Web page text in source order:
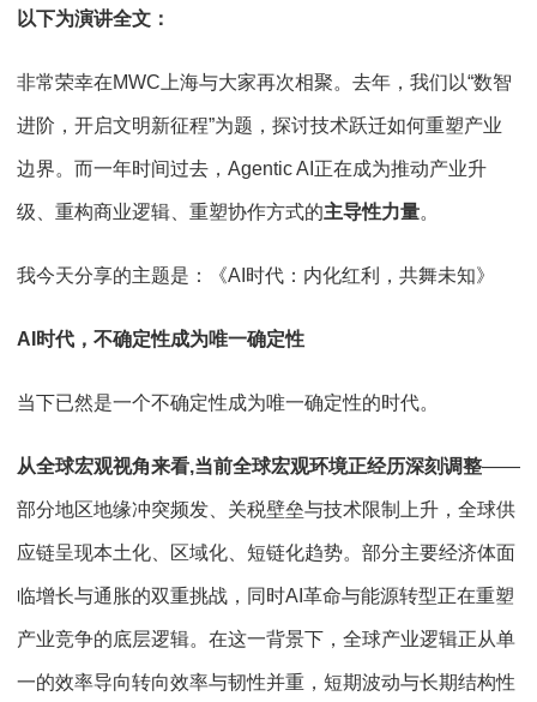
以下为演讲全文：
非常荣幸在MWC上海与大家再次相聚。去年，我们以“数智
进阶，开启文明新征程”为题，探讨技术跃迁如何重塑产业
边界。而一年时间过去，Agentic AI正在成为推动产业升
级、重构商业逻辑、重塑协作方式的主导性力量。
我今天分享的主题是：《AI时代：内化红利，共舞未知》
AI时代，不确定性成为唯一确定性
当下已然是一个不确定性成为唯一确定性的时代。
从全球宏观视角来看,当前全球宏观环境正经历深刻调整——
部分地区地缘冲突频发、关税壁垒与技术限制上升，全球供
应链呈现本土化、区域化、短链化趋势。部分主要经济体面
临增长与通胀的双重挑战，同时AI革命与能源转型正在重塑
产业竞争的底层逻辑。在这一背景下，全球产业逻辑正从单
一的效率导向转向效率与韧性并重，短期波动与长期结构性